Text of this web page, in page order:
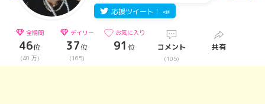
応援ツイート！ 📣
全期間
46位
(40 万)
デイリー
37位
(165)
お気に入り
91 位 コメント
(105)
共有